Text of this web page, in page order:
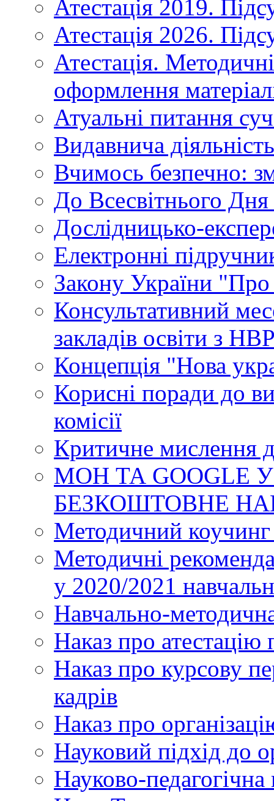
Атестація 2019.
Атестація 2026.
Атестація.
оформлення
Атуальні питання
Видавнича діяльність
Вчимось безпечно:
До Всесвітнього Дня
Дослідницько-
Електронні
Закону України "Про
Консультативний
закладів освіти з
Концепція "Нова
Корисні поради до
комісії
Критичне мислення
МОН ТА GOOGLE
БЕЗКОШТОВНЕ
Методичний
Методичні
у 2020/2021
Навчально-
Наказ про атестацію
Наказ про курсову
кадрів
Наказ про
Науковий підхід до
Науково-